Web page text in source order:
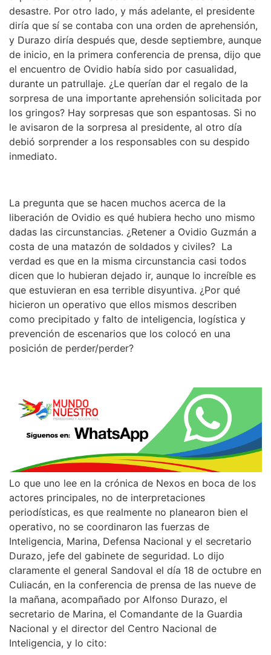
desastre. Por otro lado, y más adelante, el presidente
diría que sí se contaba con una orden de aprehensión,
y Durazo diría después que, desde septiembre, aunque
de inicio, en la primera conferencia de prensa, dijo que
el encuentro de Ovidio había sido por casualidad,
durante un patrullaje. ¿Le querían dar el regalo de la
sorpresa de una importante aprehensión solicitada por
los gringos? Hay sorpresas que son espantosas. Si no
le avisaron de la sorpresa al presidente, al otro día
debió sorprender a los responsables con su despido
inmediato.
La pregunta que se hacen muchos acerca de la
liberación de Ovidio es qué hubiera hecho uno mismo
dadas las circunstancias. ¿Retener a Ovidio Guzmán a
costa de una matazón de soldados y civiles? La
verdad es que en la misma circunstancia casi todos
dicen que lo hubieran dejado ir, aunque lo increíble es
que estuvieran en esa terrible disyuntiva. ¿Por qué
hicieron un operativo que ellos mismos describen
como precipitado y falto de inteligencia, logística y
prevención de escenarios que los colocó en una
posición de perder/perder?
Lo que uno lee en la crónica de Nexos en boca de los
actores principales, no de interpretaciones
periodísticas, es que realmente no planearon bien el
operativo, no se coordinaron las fuerzas de
Inteligencia, Marina, Defensa Nacional y el secretario
Durazo, jefe del gabinete de seguridad. Lo dijo
claramente el general Sandoval el día 18 de octubre en
Culiacán, en la conferencia de prensa de las nueve de
la mañana, acompañado por Alfonso Durazo, el
secretario de Marina, el Comandante de la Guardia
Nacional y el director del Centro Nacional de
Inteligencia, y lo cito: